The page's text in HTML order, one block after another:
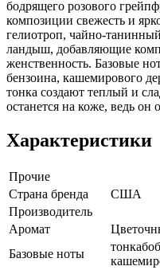
бодрящего розового
композиции свежесть и
гелиотроп, чайно-
ландыш, добавляющие
женственность. Базовые
бензоина, кашемирового
тонка создают теплый и
останется на коже, ведь он
Характеристики
Прочие
Страна бренда
США
Производитель
Аромат
Базовые ноты